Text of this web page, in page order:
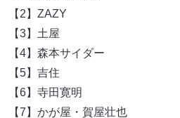
【2】ZAZY
【3】土屋
【4】森本サイダー
【5】吉住
【6】寺田寛明
【7】かが屋・賀屋壮也